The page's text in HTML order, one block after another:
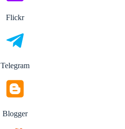
Flickr
Telegram
Blogger